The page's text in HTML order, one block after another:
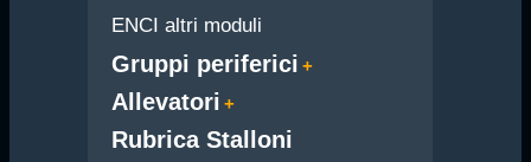
ENCI altri moduli
Gruppi periferici
Allevatori
Rubrica Stalloni